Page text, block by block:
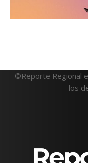
©Reporte Regional
los